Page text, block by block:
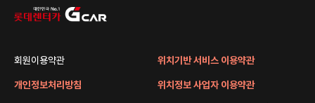
회원이용약관
개인정보처리방침
위치기반 서비스 이용약관
위치정보 사업자 이용약관